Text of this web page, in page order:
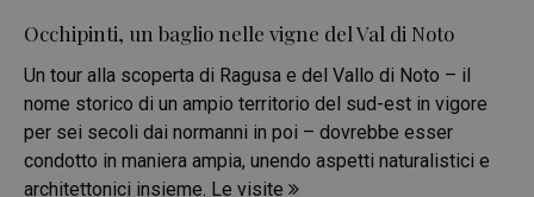
Occhipinti, un baglio nelle vigne del Val di Noto
Un tour alla scoperta di Ragusa e del Vallo di Noto – il
nome storico di un ampio territorio del sud-est in vigore
per sei secoli dai normanni in poi – dovrebbe esser
condotto in maniera ampia, unendo aspetti naturalistici e
architettonici insieme. Le visite